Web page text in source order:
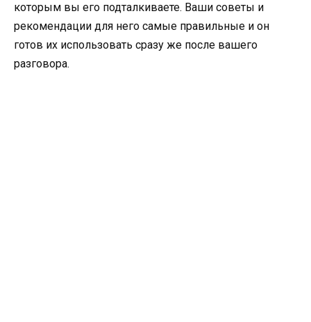
которым вы его подталкиваете. Ваши советы и
рекомендации для него самые правильные и он
готов их использовать сразу же после вашего
разговора.